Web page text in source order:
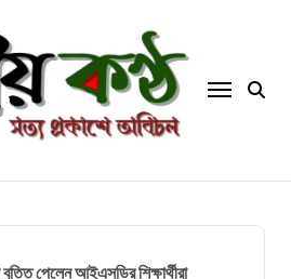
পেলেন আইএসডির শিক্ষার্থীরা